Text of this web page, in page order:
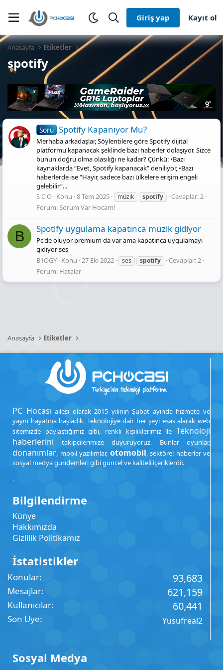
Giriş yap Kayıt ol
Anasayfa Etiketler
spotify
Soru Spotify Kapanıyor Mu?
Merhaba arkadaşlar, Söylentilere göre Spotify dijital
platformu kapanacak şeklinde bazı haberler dolaşıyor. Sizce
bunun doğru olma olasılığı ne kadar? Çünkü: •Bazı
kaynaklarda “Evet, Spotify kapanacak” deniliyor, •Bazı
haberlerde ise “Hayır, sadece bazı ülkelere erişim engeli
gelebilir”...
S C O Konu 8 Tem 2025 müzik spotify
Cevaplar: 2
Forum:Sorum Var Hocam!
B Spotify uygulama kapatınca müzik gidiyor
Pc'de oluyor premium da var ama kapatınca uygulamayı
gidiyor ses
B1OGY Konu 27 Eki 2022 ses spotify
Cevaplar: 2
Forum: Hatalar
Anasayfa Etiketler
PC Hocası ailesi olarak 2015 yılının Şubat ayında hizmete ve
yayın hayatına başladık. Teknolojiye dair her şeyi esas alarak web
sitemizde paylaştığımız gibi, renkli kişiliklerimiz ile Teknoloji
haberlerini takipçilerimize duyuruyoruz. Bunlar oyunlar,
donanımlar, mobil yazılımlar, otomobil, sektörel haberler ve
sosyal medya gündemleri gibi güncel ve kaliteli içeriklerdir.
.
Bilgilendirme
Künye
Hakkımızda
Gizlilik Politikamız
İstatistikler
Konular 93,683
Mesajlar 621,159
Kullanıcılar 60,441
Son Üye Yusufreal2
Sosyal Medya